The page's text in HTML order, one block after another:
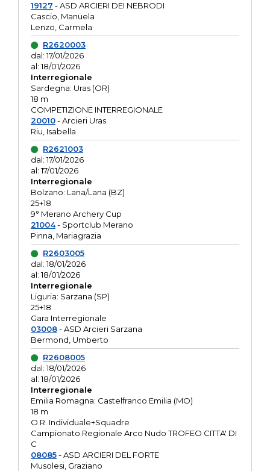
19127 - ASD ARCIERI DEI NEBRODI
Cascio, Manuela
Lenzo, Carmela
R2620003
dal: 17/01/2026
al: 18/01/2026
Interregionale
Sardegna: Uras (OR)
18 m
COMPETIZIONE INTERREGIONALE
20010- Arcieri Uras
Riu, Isabella
R2621003
dal: 17/01/2026
al: 17/01/2026
Interregionale
Bolzano: Lana/Lana (BZ)
25+18
9° Merano Archery Cup
21004- Sportclub Merano
Pinna, Mariagrazia
R2603005
dal: 18/01/2026
al: 18/01/2026
Interregionale
Liguria: Sarzana (SP)
25+18
Gara Interregionale
03008- ASD Arcieri Sarzana
Bermond, Umberto
R2608005
dal: 18/01/2026
al: 18/01/2026
Interregionale
Emilia Romagna: Castelfranco Emilia (MO)
18 m
O.R. Individuale+Squadre
Campionato Regionale Arco Nudo TROFEO CITTA' DI
C
08085- ASD ARCIERI DEL FORTE
Musolesi, Graziano